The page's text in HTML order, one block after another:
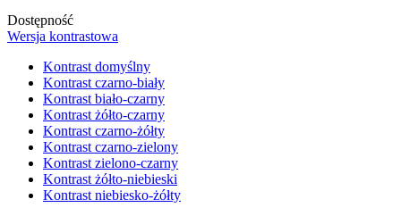
Dostępność
Wersja kontrastowa
Kontrast domyślny
Kontrast czarno-biały
Kontrast biało-czarny
Kontrast żółto-czarny
Kontrast czarno-żółty
Kontrast czarno-zielony
Kontrast zielono-czarny
Kontrast żółto-niebieski
Kontrast niebiesko-żółty